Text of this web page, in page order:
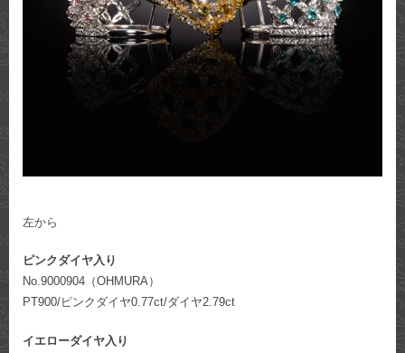
左から
ピンクダイヤ入り
No.9000904（OHMURA）
PT900/ピンクダイヤ0.77ct/ダイヤ2.79ct
イエローダイヤ入り